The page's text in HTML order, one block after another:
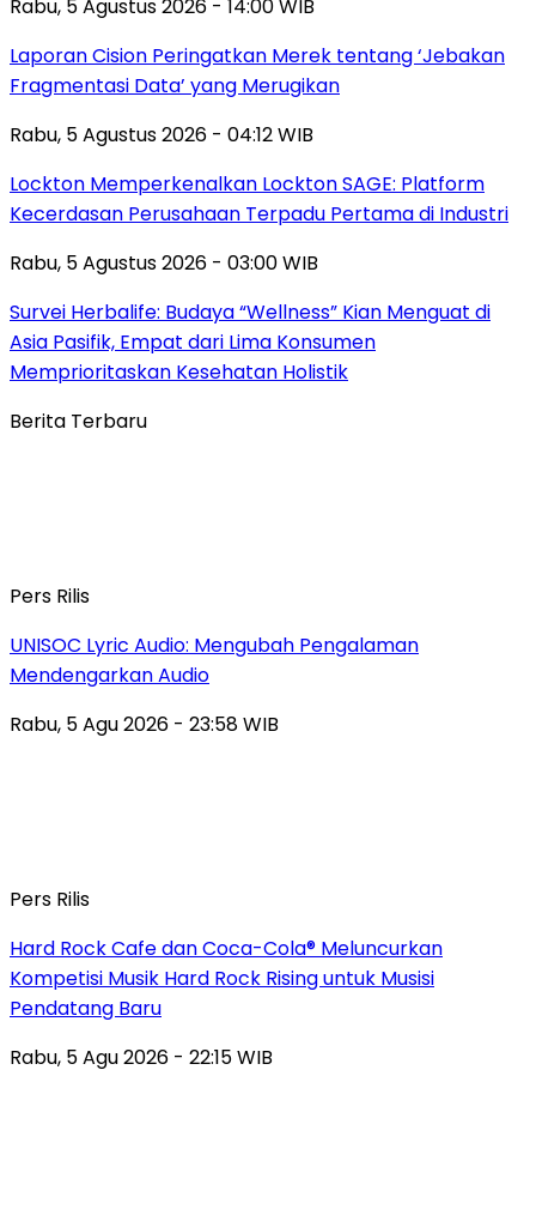
Rabu, 5 Agustus 2026 - 14:00 WIB
Laporan Cision Peringatkan Merek tentang ‘Jebakan
Fragmentasi Data’ yang Merugikan
Rabu, 5 Agustus 2026 - 04:12 WIB
Lockton Memperkenalkan Lockton SAGE: Platform
Kecerdasan Perusahaan Terpadu Pertama di Industri
Rabu, 5 Agustus 2026 - 03:00 WIB
Survei Herbalife: Budaya “Wellness” Kian Menguat di
Asia Pasifik, Empat dari Lima Konsumen
Memprioritaskan Kesehatan Holistik
Berita Terbaru
Pers Rilis
UNISOC Lyric Audio: Mengubah Pengalaman
Mendengarkan Audio
Rabu, 5 Agu 2026 - 23:58 WIB
Pers Rilis
Hard Rock Cafe dan Coca-Cola® Meluncurkan
Kompetisi Musik Hard Rock Rising untuk Musisi
Pendatang Baru
Rabu, 5 Agu 2026 - 22:15 WIB